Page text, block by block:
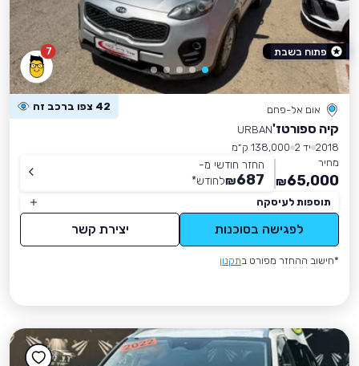
7
אום אל-פחם 42 צפו ברכב זה
קיה ספורטז'URBAN
2018 יד 2
138,000 ק״מ
מחיר
65,000
₪
החזר חודשי מ-
687
₪לחודש*
תוספות לעיסקה
לפגישה בסוכנות יצירת קשר
*חישוב ההחזר מפורט בתקנון
פתוח בשבת